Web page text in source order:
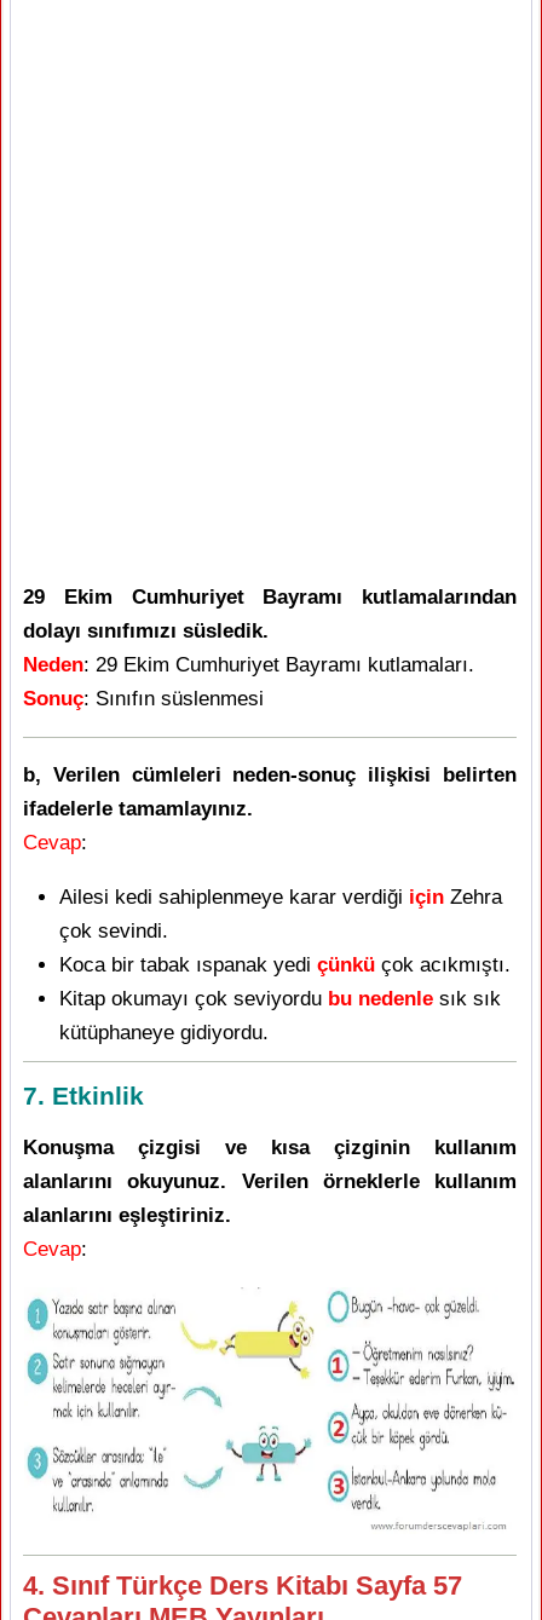
29 Ekim Cumhuriyet Bayramı kutlamalarından
dolayı sınıfımızı süsledik.
Neden: 29 Ekim Cumhuriyet Bayramı kutlamaları.
Sonuç: Sınıfın süslenmesi
b, Verilen cümleleri neden-sonuç ilişkisi belirten
ifadelerle tamamlayınız.
Cevap:
Ailesi kedi sahiplenmeye karar verdiği için Zehra
çok sevindi.
Koca bir tabak ıspanak yedi çünkü çok acıkmıştı.
Kitap okumayı çok seviyordu bu nedenle sık sık
kütüphaneye gidiyordu.
7. Etkinlik
Konuşma çizgisi ve kısa çizginin kullanım
alanlarını okuyunuz. Verilen örneklerle kullanım
alanlarını eşleştiriniz.
Cevap:
4. Sınıf Türkçe Ders Kitabı Sayfa 57